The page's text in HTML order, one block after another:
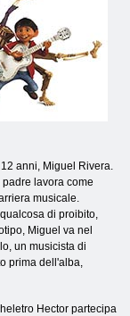
anni, Miguel Rivera.
lavora come
musicale.
di proibito,
Miguel va nel
un musicista di
prima dell'alba,
Hector partecipa